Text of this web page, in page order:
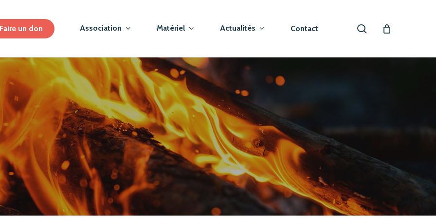
Faire un don Association Matériel Actualités Contact search